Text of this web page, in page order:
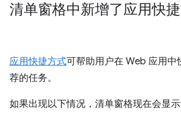
清单窗格中新增了应用快
应用快捷方式可帮助用户在 Web 应用中
荐的任务。
如果出现以下情况，清单窗格现在会显示